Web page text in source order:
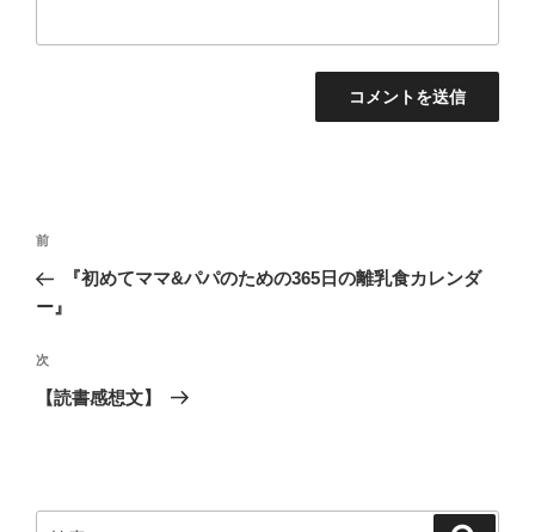
投
ナ
ゲ
ー
前
の
前
『初めてママ&パパのための365日の離乳食カレンダ
ー』
次
の
次
【読書感想文】